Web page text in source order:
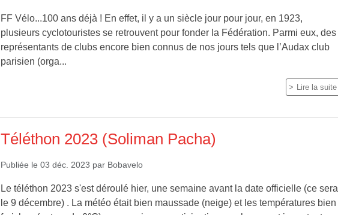
FF Vélo...100 ans déjà ! En effet, il y a un siècle jour pour jour, en 1923,
plusieurs cyclotouristes se retrouvent pour fonder la Fédération. Parmi eux, des
représentants de clubs encore bien connus de nos jours tels que l’Audax club
parisien (orga...
Lire la suite
Téléthon 2023 (Soliman Pacha)
Publiée le03 déc. 2023 par Bobavelo
Le téléthon 2023 s'est déroulé hier, une semaine avant la date officielle (ce sera
le 9 décembre) . La météo était bien maussade (neige) et les températures bien